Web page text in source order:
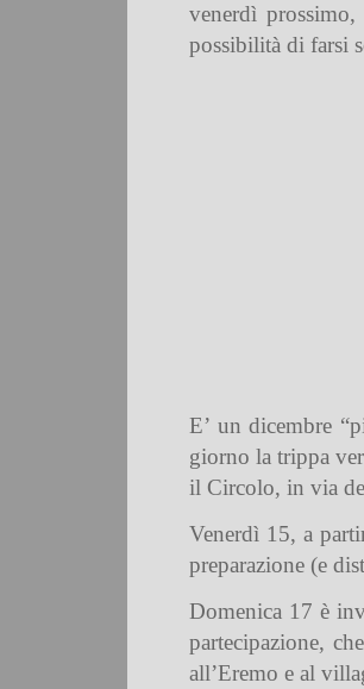
venerdì
possibilità di farsi
E’ un dicembre
giorno la trippa
il Circolo, in via
Venerdì 15, a
preparazione (e
Domenica 17 è
partecipazione,
all’Eremo e al